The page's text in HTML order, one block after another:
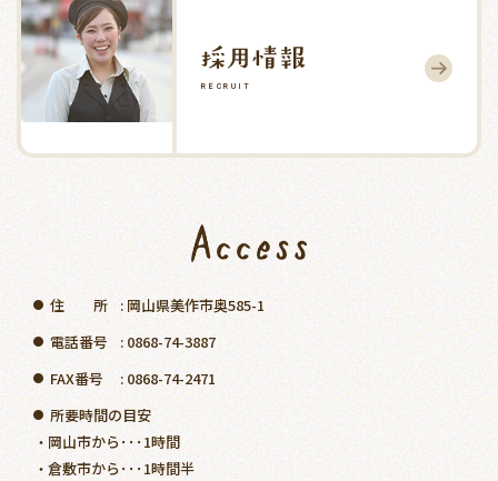
RECRUIT
● 住 所 : 岡山県美作市奥585-1
● 電話番号 : 0868-74-3887
● FAX番号 : 0868-74-2471
● 所要時間の目安
・ 岡山市から･･･1時間
・倉敷市から･･･1時間半